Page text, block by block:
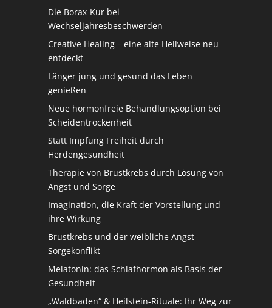
Die Borax-Kur bei
Wechseljahresbeschwerden
Creative Healing – eine alte Heilweise neu
entdeckt
Länger jung und gesund das Leben
genießen
Neue hormonfreie Behandlungsoption bei
Scheidentrockenheit
Statt Impfung Freiheit durch
Herdengesundheit
Therapie von Brustkrebs durch Lösung von
Angst und Sorge
Imagination, die Kraft der Vorstellung und
ihre Wirkung
Brustkrebs und der weibliche Angst-
Sorgekonflikt
Melatonin: das Schlafhormon als Basis der
Gesundheit
„Waldbaden“ & Heilstein-Rituale: Ihr Weg zur